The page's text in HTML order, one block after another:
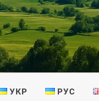
УКР РУС